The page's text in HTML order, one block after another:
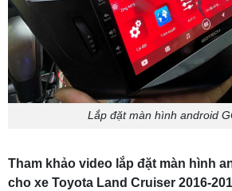
Lắp đặt màn hình android
Tham khảo video lắp đặt màn hình
cho xe Toyota Land Cruiser 2016-